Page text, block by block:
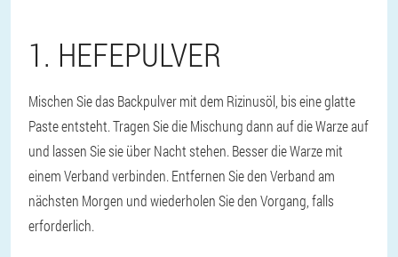
1. HEFEPULVER
Mischen Sie das Backpulver mit dem Rizinusöl, bis eine glatte
Paste entsteht. Tragen Sie die Mischung dann auf die Warze auf
und lassen Sie sie über Nacht stehen. Besser die Warze mit
einem Verband verbinden. Entfernen Sie den Verband am
nächsten Morgen und wiederholen Sie den Vorgang, falls
erforderlich.